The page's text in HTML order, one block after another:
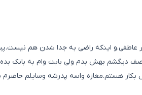
عاطفی.و اینکه راضی به جدا شدن هم
دیگشم بهش بدم ولی بابت وام به بانک بده
بکار هستم.مغازه واسه پدرشه وسایلم حاضرم